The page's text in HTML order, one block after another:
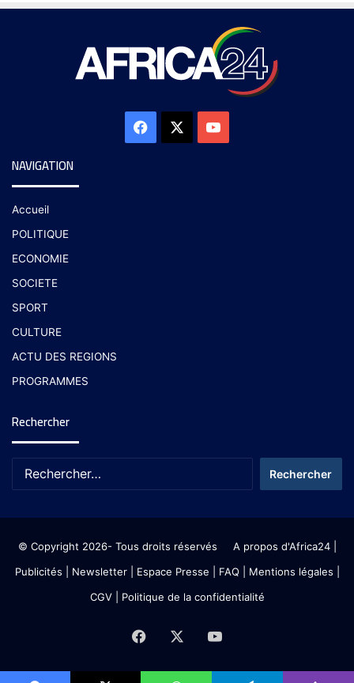
NAVIGATION
Accueil
POLITIQUE
ECONOMIE
SOCIETE
SPORT
CULTURE
ACTU DES REGIONS
PROGRAMMES
Rechercher
© Copyright 2026- Tous droits réservés A propos d'Africa24|
Publicités
Newsletter| Espace Presse | FAQ | Mentions légales
CGV| Politique de la confidentialité